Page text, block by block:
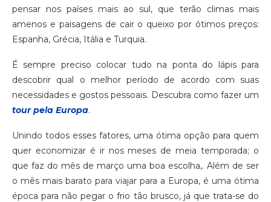
pensar nos países mais ao sul, que terão climas mais
amenos e paisagens de cair o queixo por ótimos preços:
Espanha, Grécia, Itália e Turquia.
É sempre preciso colocar tudo na ponta do lápis para
descobrir qual o melhor período de acordo com suas
necessidades e gostos pessoais. Descubra como fazer um
tour pela Europa.
Unindo todos esses fatores, uma ótima opção para quem
quer economizar é ir nos meses de meia temporada; o
que faz do mês de março uma boa escolha,. Além de ser
o mês mais barato para viajar para a Europa, é uma ótima
época para não pegar o frio tão brusco, já que trata-se do